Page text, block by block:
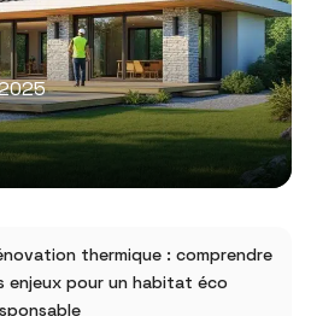
thermique : comprendre
enjeux pour un habitat éco